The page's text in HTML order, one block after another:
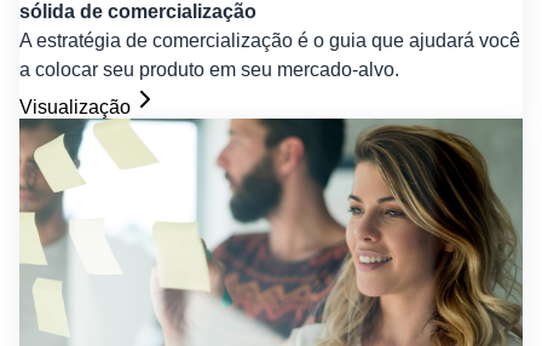
sólida de comercialização
A estratégia de comercialização é o guia que ajudará você
a colocar seu produto em seu mercado-alvo.
Visualização